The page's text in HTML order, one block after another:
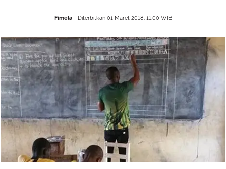
Fimela Diterbitkan 01 Maret 2018, 11:00 WIB